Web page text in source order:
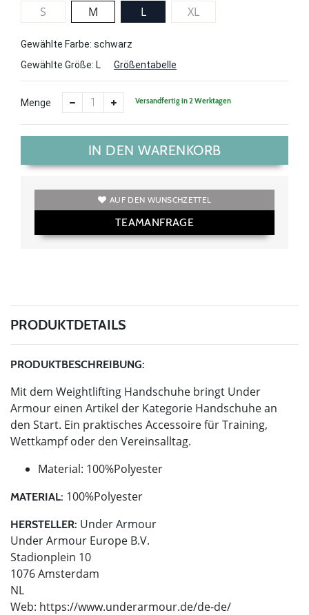
S M L XL
Gewählte Farbe: schwarz
Gewählte Größe: L Größentabelle
Menge Versandfertig in 2 Werktagen
IN DEN WARENKORB
AUF DEN WUNSCHZETTEL
TEAMANFRAGE
PRODUKTDETAILS
PRODUKTBESCHREIBUNG:
Mit dem Weightlifting Handschuhe bringt Under
Armour einen Artikel der Kategorie Handschuhe an
den Start. Ein praktisches Accessoire für Training,
Wettkampf oder den Vereinsalltag.
Material: 100%Polyester
MATERIAL: 100%Polyester
HERSTELLER: Under Armour
Under Armour Europe B.V.
Stadionplein 10
1076 Amsterdam
NL
Web: https://www.underarmour.de/de-de/